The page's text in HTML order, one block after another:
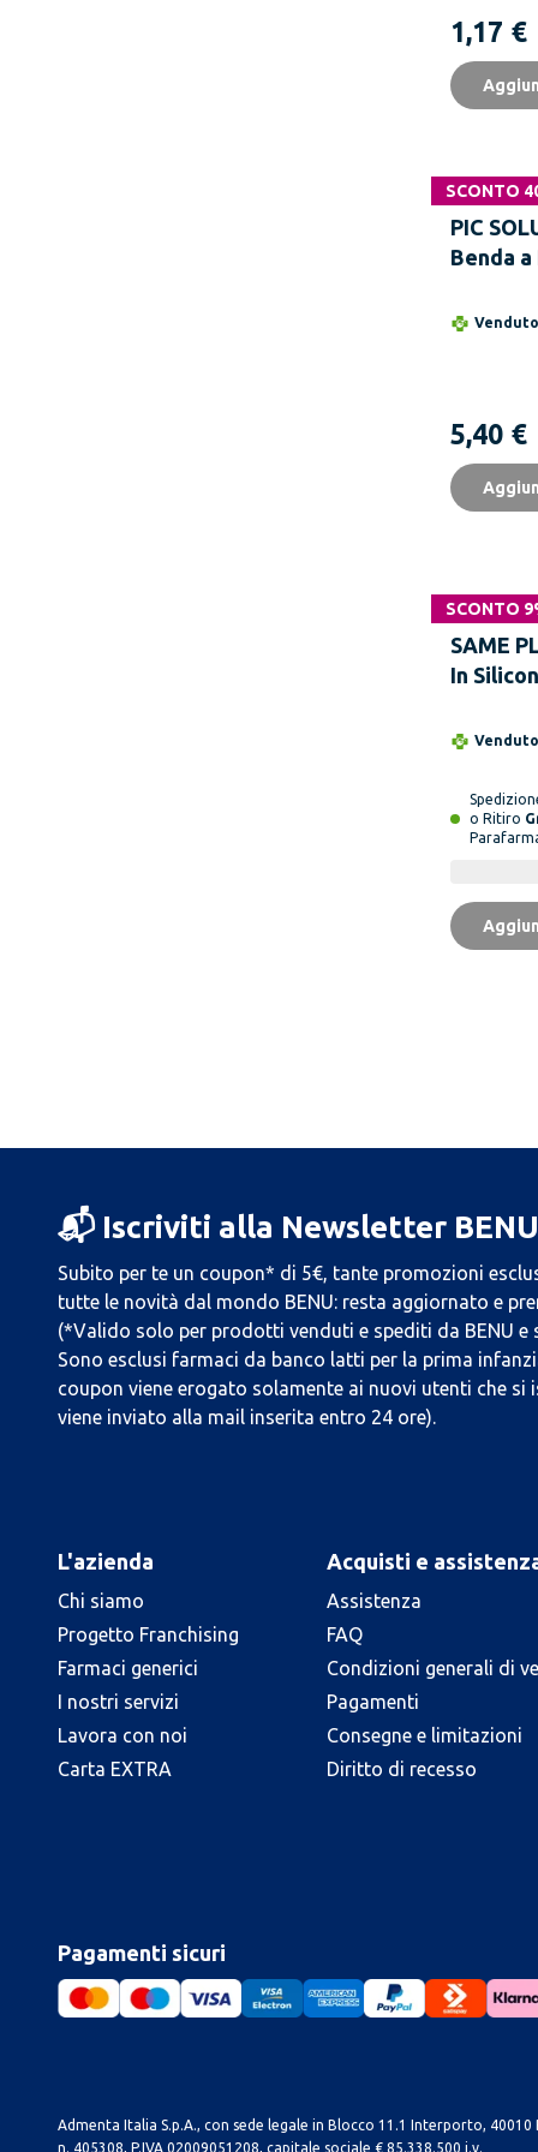
1,17 €
SCONTO
PIC
Benda
5,40 €
SCONTO
SAME
In
1 Pezzo
o Ritiro
📬 Iscriviti alla Newsletter BENU
Subito per te un coupon* di 5€, tante promozioni
tutte le novità dal mondo BENU: resta aggiornato e
(*Valido solo per prodotti venduti e spediti da BENU e
Sono esclusi farmaci da banco latti per la prima
coupon viene erogato solamente ai nuovi utenti che si
viene inviato alla mail inserita entro 24 ore).
L'azienda
Chi siamo
Progetto Franchising
Farmaci generici
I nostri servizi
Lavora con noi
Carta EXTRA
Acquisti e
Assistenza
FAQ
Condizioni generali di
Pagamenti
Consegne e limitazioni
Diritto di recesso
Pagamenti sicuri
Admenta Italia S.p.A., con sede legale in Blocco 11.1 Interporto,
n. 405308, P.IVA 02009051208, capitale sociale € 85.338.500 i.v.